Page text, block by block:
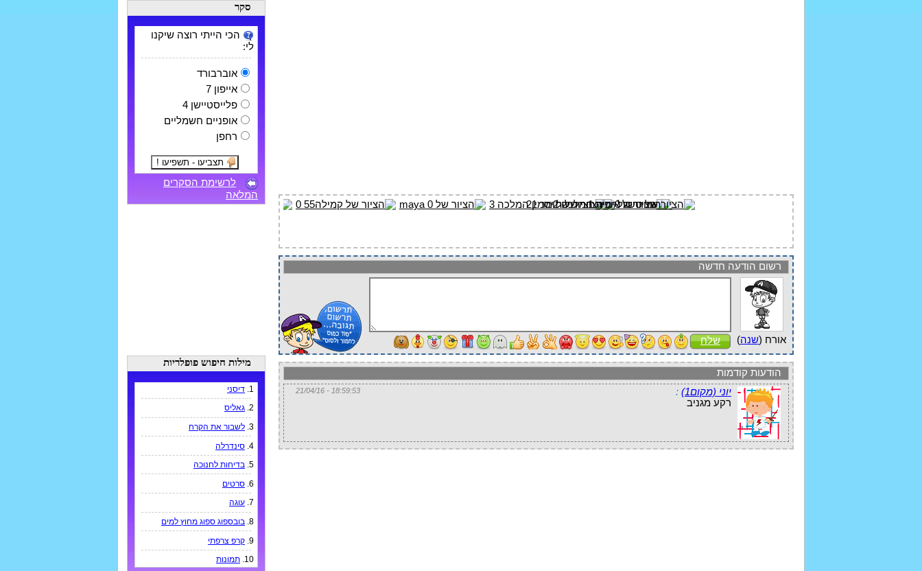
רשום הודעה חדשה
אורח (שנה) שלח
הודעות קודמות
יוני (מקום1)
:
18:59:53 - 21/04/16
רקע מגניב
סקר
הכי הייתי רוצה שיקנו
לי:
אוברבורד
אייפון 7
פלייסטיישן 4
אופניים חשמליים
רחפן
לרשימת הסקרים
המלאה
מילות חיפוש פופלריות
1. דיסני
2. גאליס
3. לשבור את הקרח
4. סינדרלה
5. בדיחות לחנוכה
6. סרטים
7. עוגה
8. בובספוג ספוג מחוץ למים
9. קרפ צרפתי
10. תמונות